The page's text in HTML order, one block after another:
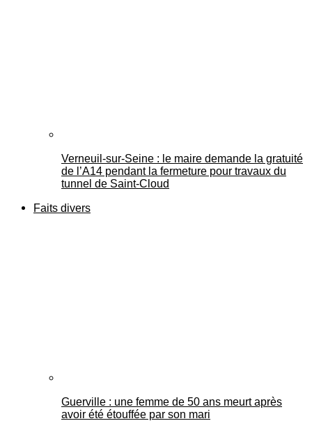
Verneuil-sur-Seine : le maire demande la gratuité
de l’A14 pendant la fermeture pour travaux du
tunnel de Saint-Cloud
Faits divers
Guerville : une femme de 50 ans meurt après
avoir été étouffée par son mari